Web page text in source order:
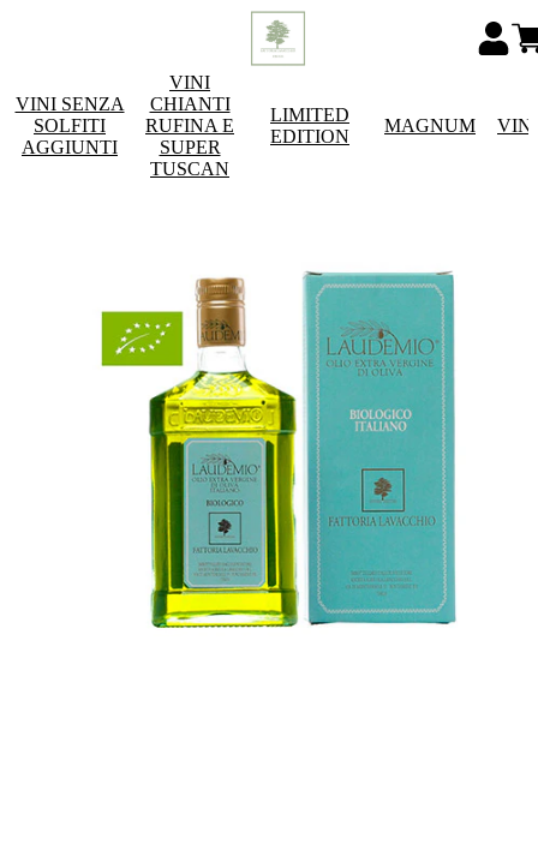
VINI SENZA
SOLFITI
AGGIUNTI
VINI
CHIANTI
RUFINA E
SUPER
TUSCAN
LIMITED
EDITION
MAGNUM